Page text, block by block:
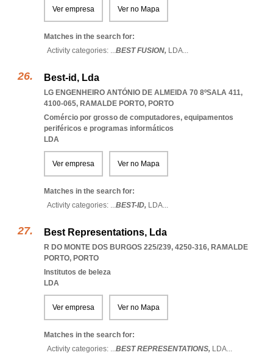
Ver empresa Ver no Mapa
Matches in the search for:
Activity categories: ...BEST FUSION, LDA...
Best-id, Lda
LG ENGENHEIRO ANTÓNIO DE ALMEIDA 70 8ºSALA 411,
4100-065, RAMALDE PORTO, PORTO
Comércio por grosso de computadores, equipamentos
periféricos e programas informáticos
LDA
Ver empresa Ver no Mapa
Matches in the search for:
Activity categories: ...BEST-ID, LDA...
Best Representations, Lda
R DO MONTE DOS BURGOS 225/239, 4250-316, RAMALDE
PORTO, PORTO
Institutos de beleza
LDA
Ver empresa Ver no Mapa
Matches in the search for:
Activity categories: ...BEST REPRESENTATIONS, LDA...